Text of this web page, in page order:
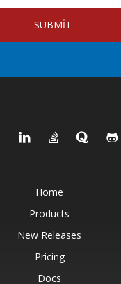
SUBMIT
Home
Products
New Releases
Pricing
Docs